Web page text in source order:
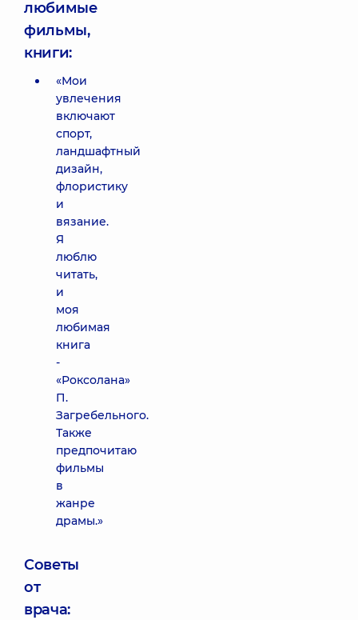
любимые
фильмы,
книги:
«Мои
увлечения
включают
спорт,
ландшафтный
дизайн,
флористику
и
вязание.
Я
люблю
читать,
и
моя
любимая
книга
-
«Роксолана»
П.
Загребельного.
Также
предпочитаю
фильмы
в
жанре
драмы.»
Советы
от
врача: